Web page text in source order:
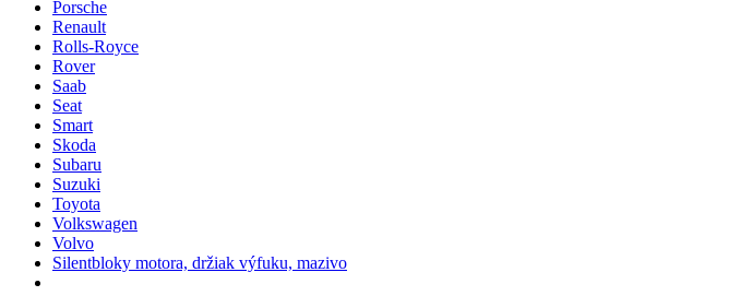
Porsche
Renault
Rolls-Royce
Rover
Saab
Seat
Smart
Skoda
Subaru
Suzuki
Toyota
Volkswagen
Volvo
Silentbloky motora, držiak výfuku, mazivo